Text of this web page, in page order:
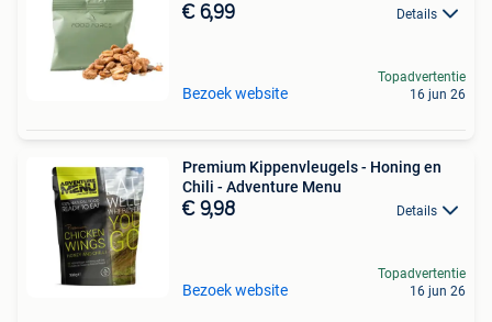
€ 6,99 Details
Bezoek website
Topadvertentie
16 jun 26
Premium Kippenvleugels - Honing en
Chili - Adventure Menu
€ 9,98 Details
Bezoek website
Topadvertentie
16 jun 26